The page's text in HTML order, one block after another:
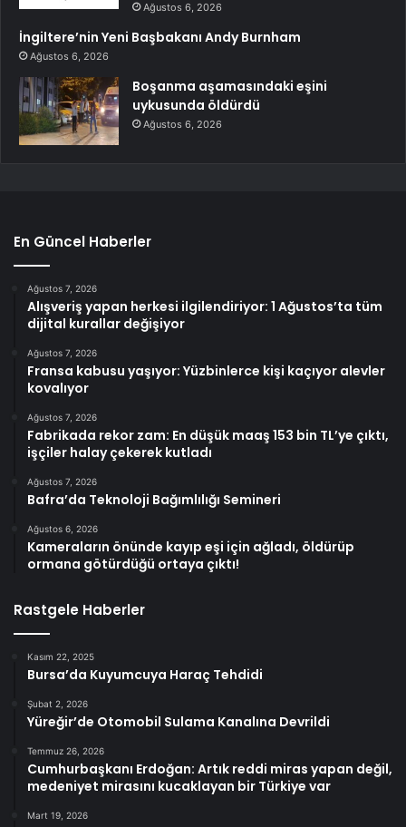
Ağustos 6, 2026
İngiltere’nin Yeni Başbakanı Andy Burnham
Ağustos 6, 2026
Boşanma aşamasındaki eşini
uykusunda öldürdü
Ağustos 6, 2026
En Güncel Haberler
Ağustos 7, 2026
Alışveriş yapan herkesi ilgilendiriyor: 1 Ağustos’ta tüm
dijital kurallar değişiyor
Ağustos 7, 2026
Fransa kabusu yaşıyor: Yüzbinlerce kişi kaçıyor alevler
kovalıyor
Ağustos 7, 2026
Fabrikada rekor zam: En düşük maaş 153 bin TL’ye çıktı,
işçiler halay çekerek kutladı
Ağustos 7, 2026
Bafra’da Teknoloji Bağımlılığı Semineri
Ağustos 6, 2026
Kameraların önünde kayıp eşi için ağladı, öldürüp
ormana götürdüğü ortaya çıktı!
Rastgele Haberler
Kasım 22, 2025
Bursa’da Kuyumcuya Haraç Tehdidi
Şubat 2, 2026
Yüreğir’de Otomobil Sulama Kanalına Devrildi
Temmuz 26, 2026
Cumhurbaşkanı Erdoğan: Artık reddi miras yapan değil,
medeniyet mirasını kucaklayan bir Türkiye var
Mart 19, 2026